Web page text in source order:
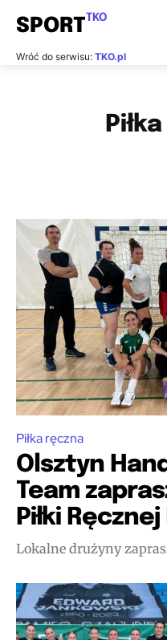
SPORTTKO
Wróć do serwisu: TKO.pl
Piłka ręczna
Olsztyn
Team
Piłki
Lokalne drużyny